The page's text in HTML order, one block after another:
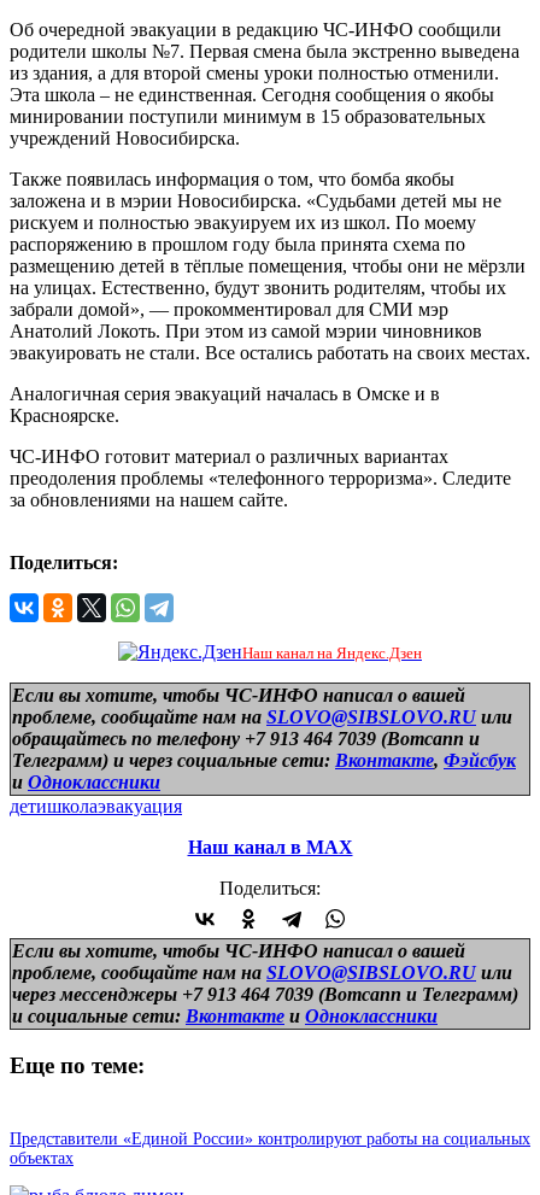
Об очередной эвакуации в редакцию ЧС-ИНФО сообщили
родители школы №7. Первая смена была экстренно выведена
из здания, а для второй смены уроки полностью отменили.
Эта школа – не единственная. Сегодня сообщения о якобы
минировании поступили минимум в 15 образовательных
учреждений Новосибирска.
Также появилась информация о том, что бомба якобы
заложена и в мэрии Новосибирска. «Судьбами детей мы не
рискуем и полностью эвакуируем их из школ. По моему
распоряжению в прошлом году была принята схема по
размещению детей в тёплые помещения, чтобы они не мёрзли
на улицах. Естественно, будут звонить родителям, чтобы их
забрали домой», — прокомментировал для СМИ мэр
Анатолий Локоть. При этом из самой мэрии чиновников
эвакуировать не стали. Все остались работать на своих местах.
Аналогичная серия эвакуаций началась в Омске и в
Красноярске.
ЧС-ИНФО готовит материал о различных вариантах
преодоления проблемы «телефонного терроризма». Следите
за обновлениями на нашем сайте.
Поделиться:
Наш канал на Яндекс.Дзен
Если вы хотите, чтобы ЧС-ИНФО написал о вашей
проблеме, сообщайте нам на SLOVO@SIBSLOVO.RU или
обращайтесь по телефону +7 913 464 7039 (Вотсапп и
Телеграмм) и через социальные сети: Вконтакте, Фэйсбук
и Одноклассники
детишколаэвакуация
Наш канал в МАХ
Поделиться:
Если вы хотите, чтобы ЧС-ИНФО написал о вашей
проблеме, сообщайте нам на SLOVO@SIBSLOVO.RU или
через мессенджеры +7 913 464 7039 (Вотсапп и Телеграмм)
и социальные сети: Вконтакте и Одноклассники
Еще по теме:
Представители «Единой России» контролируют работы на социальных
объектах